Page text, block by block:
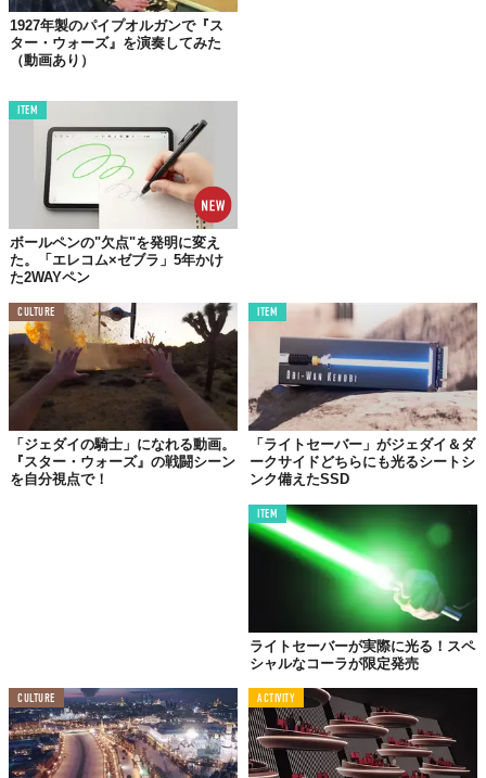
左側はジェダイの騎士。刃が両側についている、
トセーバーを持っています。そして右側は、赤いライトセーバー
を持つシス卿に扮しているのだとか。
1927年製のパイプオルガンで『ス
ター・ウォーズ』を演奏してみた
（動画あり）
ITEM
ボールペンの"欠点"を発明に変え
た。「エレコム×ゼブラ」5年かけ
た2WAYペン
CULTURE
「ジェダイの騎士」になれる動画。
『スター・ウォーズ』の戦闘シーン
を自分視点で！
ITEM
「ライトセーバー」がジェダイ＆ダ
ークサイドどちらにも光るシートシ
ンク備えたSSD
ITEM
ライトセーバーが実際に光る！スペ
シャルなコーラが限定発売
CULTURE ACTIVITY